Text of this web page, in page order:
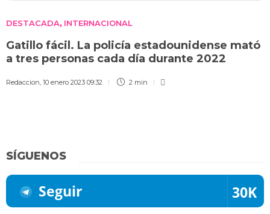
DESTACADA, INTERNACIONAL
Gatillo fácil. La policía estadounidense mató
a tres personas cada día durante 2022
Redaccion 10 enero 2023 09:32 2 min
SÍGUENOS
Seguir 30K